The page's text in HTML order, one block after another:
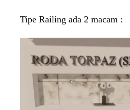
Tipe Railing ada 2 macam :